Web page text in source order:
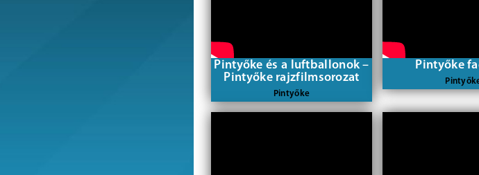
Pintyőke és a luftballonok –
Pintyőke rajzfilmsorozat
Pintyőke
Pintyőke